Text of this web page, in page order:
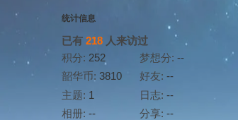
统计信息
已有 218 人来访过
积分: 252 梦想分: --
韶华币: 3810 好友: --
主题: 1 日志: --
相册: -- 分享: --